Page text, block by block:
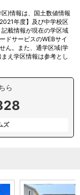
)情報は、国土数値情報
年度】及び中学校区
載情報が現在の学区域
ドサービスのWEBサイ
ん。また、通学区域(学
え学区情報は参考とし
ら
ズ